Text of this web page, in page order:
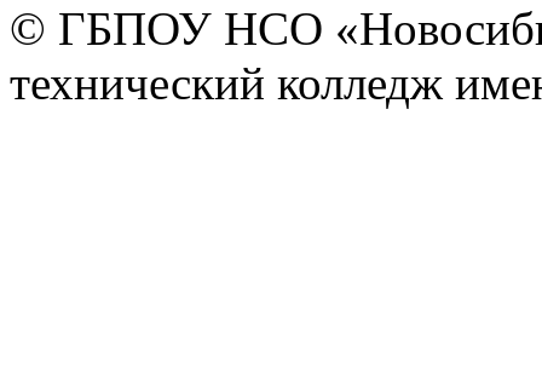
© ГБПОУ НСО
технический колледж